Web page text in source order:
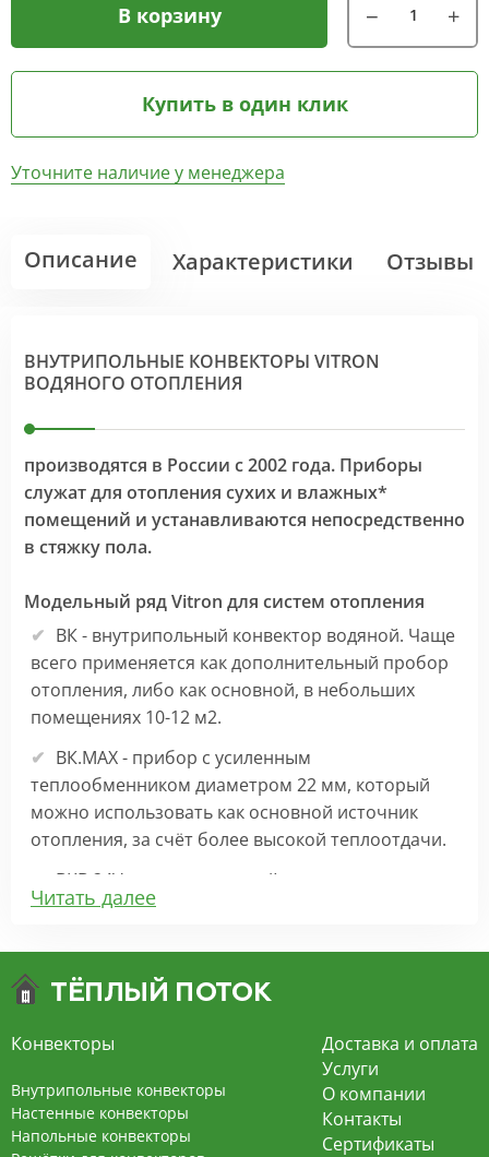
В корзину
Купить в один клик
Уточните наличие у менеджера
Описание Характеристики Отзывы
ВНУТРИПОЛЬНЫЕ КОНВЕКТОРЫ VITRON
ВОДЯНОГО ОТОПЛЕНИЯ
производятся в России с 2002 года. Приборы
служат для отопления сухих и влажных*
помещений и устанавливаются непосредственно
в стяжку пола.
Модельный ряд Vitron для систем отопления
ВК - внутрипольный конвектор водяной. Чаще
всего применяется как дополнительный пробор
отопления, либо как основной, в небольших
помещениях 10-12 м2.
ВК.МАХ - прибор с усиленным
теплообменником диаметром 22 мм, который
можно использовать как основной источник
отопления, за счёт более высокой теплоотдачи.
ВКВ 24V – внутрипольный конвектор
отопления с вентилятором на 24В подходит для
экономит электроэнергию и бесшумно работает.
конвекцией на 220В. За счет тангенциального
вентилятора создает принудительную
конвекцию, что позволяет обогревать
помещения большой площади.
Читать далее
Конвекторы
Внутрипольные конвекторы
Настенные конвекторы
Напольные конвекторы
Доставка и оплата
Услуги
О компании
Контакты
Сертификаты